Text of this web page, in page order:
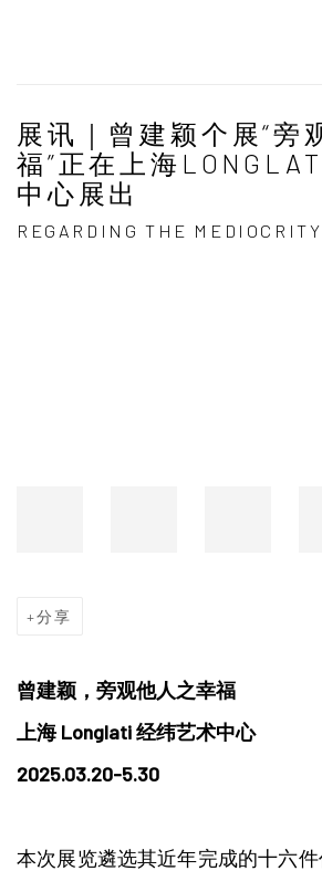
展讯｜曾建颖个展“旁
福”正在上海
中心展出
REGARDING THE
分享
曾建颖，旁观他人之幸福
上海 Longlati 经纬艺术中心
2025.03.20-5.30
本次展览遴选其近年完成的十六